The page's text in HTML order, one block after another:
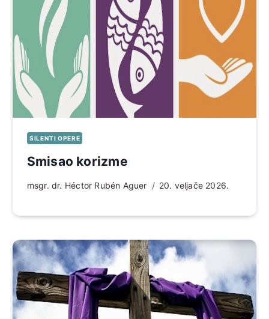
SILENTI OPERE
Smisao korizme
msgr. dr. Héctor Rubén Aguer 20. veljače 2026.